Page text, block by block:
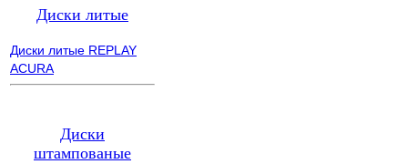
Диски литые
Диски литые REPLAY
ACURA
Диски
штампованые